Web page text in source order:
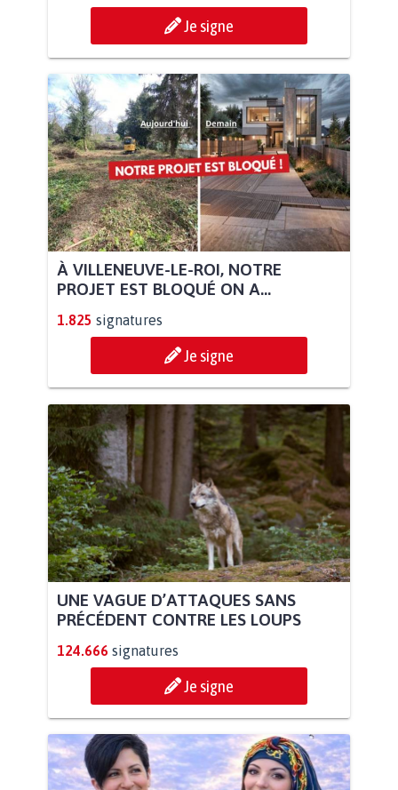
Je signe
À VILLENEUVE-LE-ROI, NOTRE
PROJET EST BLOQUÉ ON A...
1.825 signatures
Je signe
UNE VAGUE D’ATTAQUES SANS
PRÉCÉDENT CONTRE LES LOUPS
124.666 signatures
Je signe